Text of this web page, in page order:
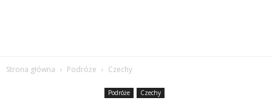
Strona główna Podróże Czechy
Podróże Czechy